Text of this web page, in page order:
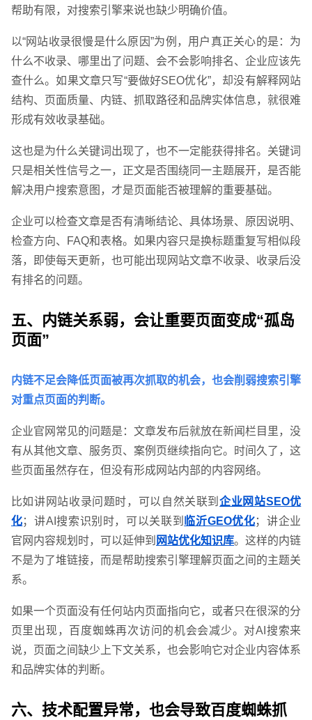
帮助有限，对搜索引擎来说也缺少明确价值。
以“网站收录很慢是什么原因”为例，用户真正关心的是：为
什么不收录、哪里出了问题、会不会影响排名、企业应该先
查什么。如果文章只写“要做好SEO优化”，却没有解释网站
结构、页面质量、内链、抓取路径和品牌实体信息，就很难
形成有效收录基础。
这也是为什么关键词出现了，也不一定能获得排名。关键词
只是相关性信号之一，正文是否围绕同一主题展开，是否能
解决用户搜索意图，才是页面能否被理解的重要基础。
企业可以检查文章是否有清晰结论、具体场景、原因说明、
检查方向、FAQ和表格。如果内容只是换标题重复写相似段
落，即使每天更新，也可能出现网站文章不收录、收录后没
有排名的问题。
五、内链关系弱，会让重要页面变成“孤岛
页面”
内链不足会降低页面被再次抓取的机会，也会削弱搜索引擎
对重点页面的判断。
企业官网常见的问题是：文章发布后就放在新闻栏目里，没
有从其他文章、服务页、案例页继续指向它。时间久了，这
些页面虽然存在，但没有形成网站内部的内容网络。
比如讲网站收录问题时，可以自然关联到企业网站SEO优
化；讲AI搜索识别时，可以关联到 临沂GEO优化；讲企业
官网内容规划时，可以延伸到 网站优化知识库。这样的内链
不是为了堆链接，而是帮助搜索引擎理解页面之间的主题关
系。
如果一个页面没有任何站内页面指向它，或者只在很深的分
页里出现，百度蜘蛛再次访问的机会会减少。对AI搜索来
说，页面之间缺少上下文关系，也会影响它对企业内容体系
和品牌实体的判断。
六、技术配置异常，也会导致百度蜘蛛抓
联系电话 微信号